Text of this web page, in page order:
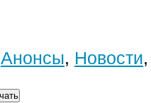
Анонсы, Новости